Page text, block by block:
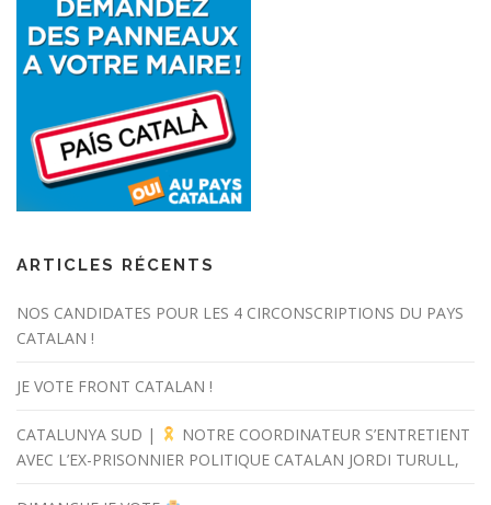
ARTICLES RÉCENTS
NOS CANDIDATES POUR LES 4 CIRCONSCRIPTIONS DU PAYS
CATALAN !
JE VOTE FRONT CATALAN !
CATALUNYA SUD |
NOTRE COORDINATEUR S’ENTRETIENT
AVEC L’EX-PRISONNIER POLITIQUE CATALAN JORDI TURULL,